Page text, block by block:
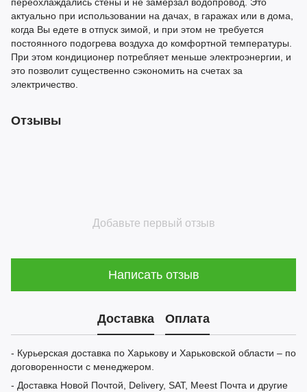
переохлаждались стены и не замерзал водопровод. Это
актуально при использовании на дачах, в гаражах или в дома,
когда Вы едете в отпуск зимой, и при этом не требуется
постоянного подогрева воздуха до комфортной температуры.
При этом кондиционер потребляет меньше электроэнергии, и
это позволит существенно сэкономить на счетах за
электричество.
Отзывы
Добавьте первый отзыв
Написать отзыв
Доставка Оплата
- Курьерская доставка по Харькову и Харьковской области – по
договоренности с менеджером.
- Доставка Новой Почтой, Delivery, SAT, Meest Почта и другие